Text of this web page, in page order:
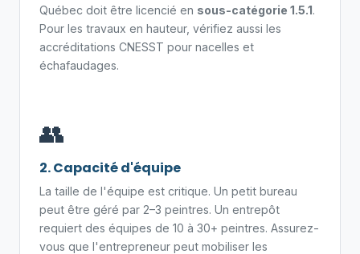
Québec doit être licencié en sous-catégorie 1.5.1.
Pour les travaux en hauteur, vérifiez aussi les
accréditations CNESST pour nacelles et
échafaudages.
👥
2. Capacité d'équipe
La taille de l'équipe est critique. Un petit bureau
peut être géré par 2–3 peintres. Un entrepôt
requiert des équipes de 10 à 30+ peintres. Assurez-
vous que l'entrepreneur peut mobiliser les